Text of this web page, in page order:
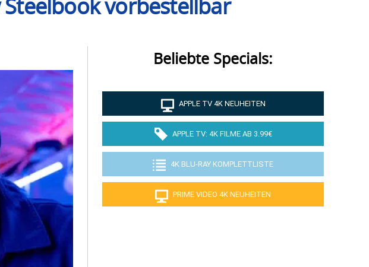
Steelbook vorbestellbar
Beliebte Specials:
APPLE TV 4K NEUHEITEN
APPLE TV: 4K FILME AB 3.99€
4K BLU-RAY KOMPLETTLISTE
PRIME VIDEO 4K NEUHEITEN